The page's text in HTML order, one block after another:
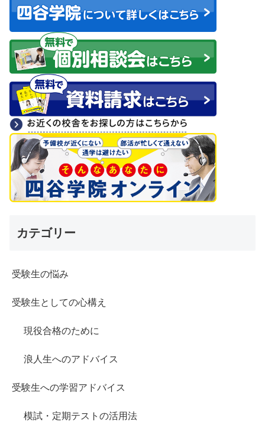
カテゴリー
受験生の悩み
受験生としての心構え
現役合格のために
浪人生へのアドバイス
受験生への学習アドバイス
模試・定期テストの活用法